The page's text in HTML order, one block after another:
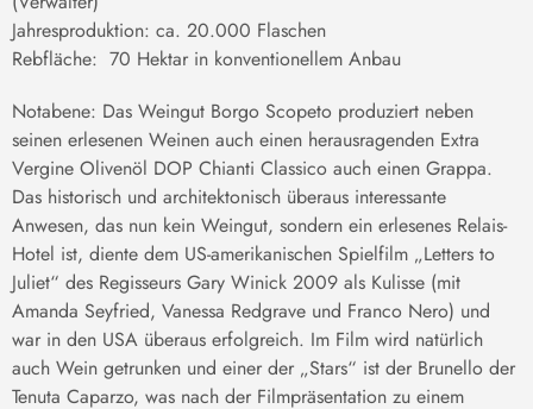
Jahresproduktion: ca. 20.000 Flaschen
Rebfläche: 70 Hektar in konventionellem Anbau
Notabene: Das Weingut Borgo Scopeto produziert neben
seinen erlesenen Weinen auch einen herausragenden Extra
Vergine Olivenöl DOP Chianti Classico auch einen Grappa.
Das historisch und architektonisch überaus interessante
Anwesen, das nun kein Weingut, sondern ein erlesenes Relais-
Hotel ist, diente dem US-amerikanischen Spielfilm „Letters to
Juliet“ des Regisseurs Gary Winick 2009 als Kulisse (mit
Amanda Seyfried, Vanessa Redgrave und Franco Nero) und
war in den USA überaus erfolgreich. Im Film wird natürlich
auch Wein getrunken und einer der „Stars“ ist der Brunello der
Tenuta Caparzo, was nach der Filmpräsentation zu einem